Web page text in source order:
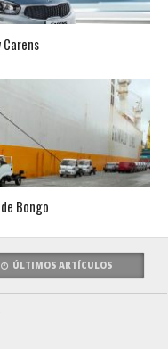
Bongo
ÚLTIMOS ARTÍCULOS